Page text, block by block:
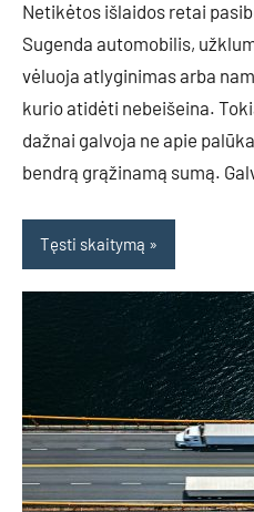
Netikėtos išlaidos retai
Sugenda automobilis,
vėluoja atlyginimas arba
kurio atidėti nebeišeina.
dažnai galvoja ne apie
bendrą grąžinamą sumą.
Tęsti skaitymą